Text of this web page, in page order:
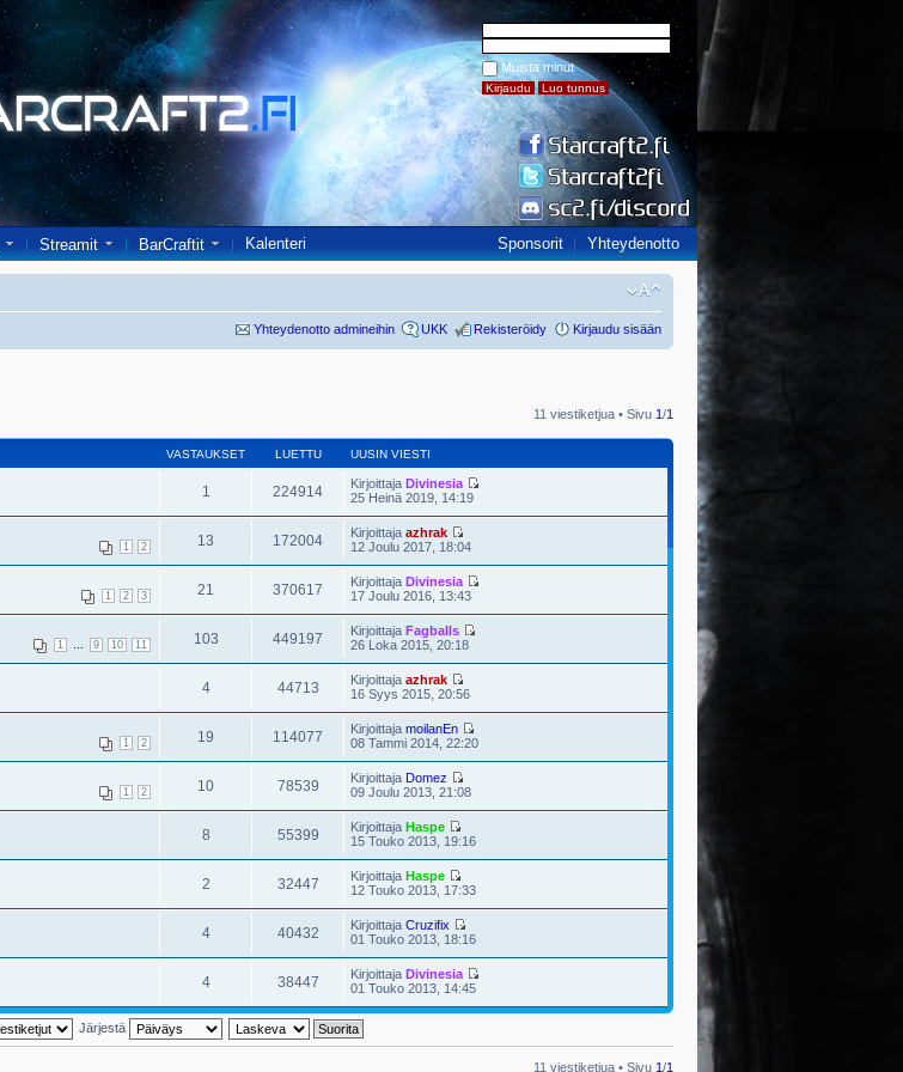
Muista minut
Streamit BarCraftit Kalenteri Sponsorit Yhteydenotto
Yhteydenotto admineihin UKK Rekisteröidy Kirjaudu sisään
11 viestiketjua • Sivu 1/1
VASTAUKSET LUETTU UUSIN VIESTI
1 224914 Kirjoittaja Divinesia
25 Heinä 2019, 14:19
1 2 13 172004 Kirjoittaja azhrak
12 Joulu 2017, 18:04
1 2 3 21 370617 Kirjoittaja Divinesia
17 Joulu 2016, 13:43
1 9 10 11 103 449197 Kirjoittaja Fagballs
26 Loka 2015, 20:18
4 44713 Kirjoittaja azhrak
16 Syys 2015, 20:56
1 2 19 114077 Kirjoittaja moilanEn
08 Tammi 2014, 22:20
1 2 10 78539 Kirjoittaja Domez
09 Joulu 2013, 21:08
8 55399 Kirjoittaja Haspe
15 Touko 2013, 19:16
2 32447 Kirjoittaja Haspe
12 Touko 2013, 17:33
4 40432 Kirjoittaja Cruzifix
01 Touko 2013, 18:16
4 38447 Kirjoittaja Divinesia
01 Touko 2013, 14:45
Järjestä
11 viestiketjua • Sivu 1/1